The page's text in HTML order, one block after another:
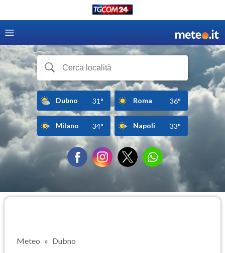
Dubno 31° Roma 36°
Milano 34° Napoli 33°
Meteo Dubno